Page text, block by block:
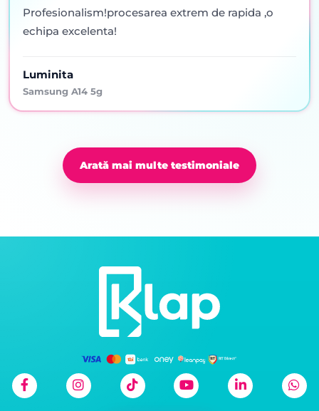
Profesionalism!procesarea extrem de rapida ,o
echipa excelenta!
Luminita
Samsung A14 5g
Arată mai multe testimoniale